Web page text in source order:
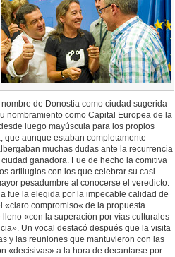
de Donostia como ciudad sugerida
nombramiento como Capital Europea de la
luego mayúscula para los propios
aunque estaban completamente
muchas dudas ante la recurrencia
ganadora. Fue de hecho la comitiva
artilugios con los que celebrar su casi
pesadumbre al conocerse el veredicto.
fue la elegida por la impecable calidad de
«claro compromiso« de la propuesta
«con la superación por vías culturales
Un vocal destacó después que la visita
y las reuniones que mantuvieron con las
«decisivas» a la hora de decantarse por